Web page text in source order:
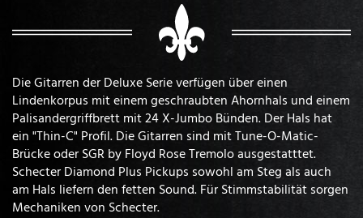
Die Gitarren der Deluxe Serie verfügen über einen
Lindenkorpus mit einem geschraubten Ahornhals und einem
Palisandergriffbrett mit 24 X-Jumbo Bünden. Der Hals hat
ein "Thin-C" Profil. Die Gitarren sind mit Tune-O-Matic-
Brücke oder SGR by Floyd Rose Tremolo ausgestatttet.
Schecter Diamond Plus Pickups sowohl am Steg als auch
am Hals liefern den fetten Sound. Für Stimmstabilität sorgen
Mechaniken von Schecter.